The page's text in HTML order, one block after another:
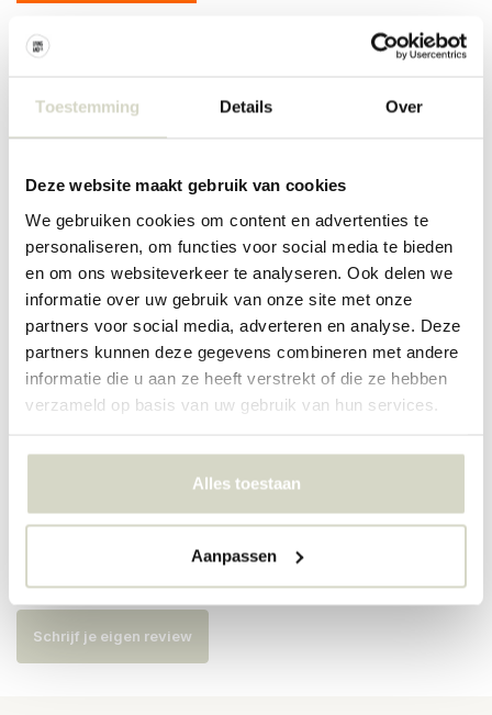
Toestemming Details Over
Deze website maakt gebruik van cookies
We gebruiken cookies om content en advertenties te
personaliseren, om functies voor social media te bieden
en om ons websiteverkeer te analyseren. Ook delen we
informatie over uw gebruik van onze site met onze
partners voor social media, adverteren en analyse. Deze
partners kunnen deze gegevens combineren met andere
informatie die u aan ze heeft verstrekt of die ze hebben
verzameld op basis van uw gebruik van hun services.
Alles toestaan
Aanpassen
zwart en zandkleurig marmer, wat de klassieke look doorbreekt.
Afmeting 35,5x40x35,5cm
Materiaal: marmer
Kleur: bruin
Overige: per item kunnen er verschillen zijn.
PRODUCTSPECIFICATIES
Artikelnummer 82064938
Reviews
Schrijf je eigen review